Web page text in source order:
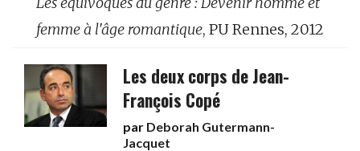
femme à l'âge romantique, PU Rennes, 2012
Les deux corps de Jean-
François Copé
par Deborah Gutermann-
Jacquet